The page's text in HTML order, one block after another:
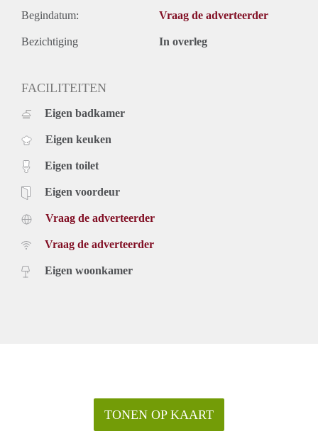
Begindatum: Vraag de adverteerder
Bezichtiging In overleg
FACILITEITEN
Eigen badkamer
Eigen keuken
Eigen toilet
Eigen voordeur
Vraag de adverteerder
Vraag de adverteerder
Eigen woonkamer
TONEN OP KAART